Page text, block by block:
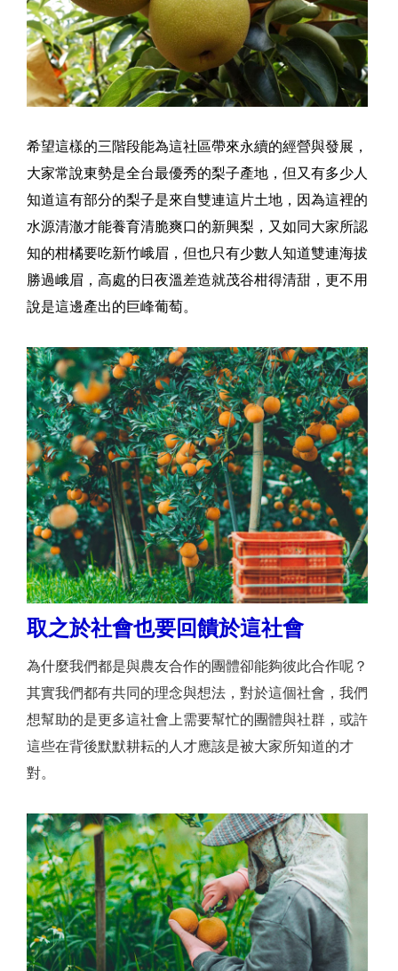
希望這樣的三階段能為這社區帶來永續的經營與發展，
大家常說東勢是全台最優秀的梨子產地，但又有多少人
知道這有部分的梨子是來自雙連這片土地，因為這裡的
水源清澈才能養育清脆爽口的新興梨，又如同大家所認
知的柑橘要吃新竹峨眉，但也只有少數人知道雙連海拔
勝過峨眉，高處的日夜溫差造就茂谷柑得清甜，更不用
說是這邊產出的巨峰葡萄。
取之於社會也要回饋於這社會
為什麼我們都是與農友合作的團體卻能夠彼此合作呢？
其實我們都有共同的理念與想法，對於這個社會，我們
想幫助的是更多這社會上需要幫忙的團體與社群，或許
這些在背後默默耕耘的人才應該是被大家所知道的才
對。